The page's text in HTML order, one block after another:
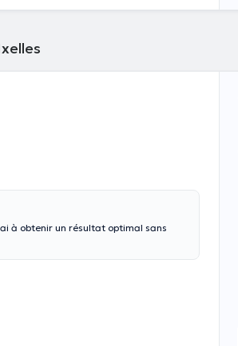
à obtenir un résultat optimal sans